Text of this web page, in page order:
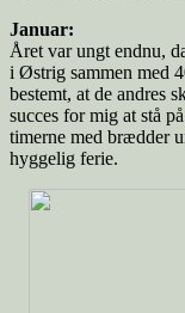
Januar:
Året var ungt endnu,
i Østrig sammen med
bestemt, at de andres
succes for mig at stå
timerne med brædder
hyggelig ferie.